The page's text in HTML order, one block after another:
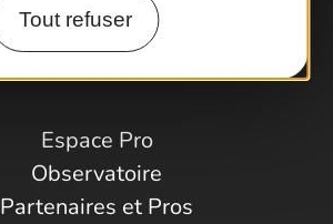
Tout refuser
Comment venir ?
Espace Pro
Observatoire
Partenaires et Pros